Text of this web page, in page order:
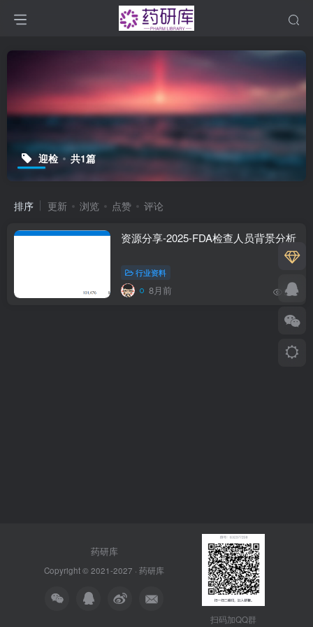
迎检 共1篇
排序 更新 浏览 点赞 评论
资源分享-2025-FDA检查人员背景分析
行业资料
8月前 96
药研库
Copyright © 2021-2027 · 药研库
扫码加QQ群